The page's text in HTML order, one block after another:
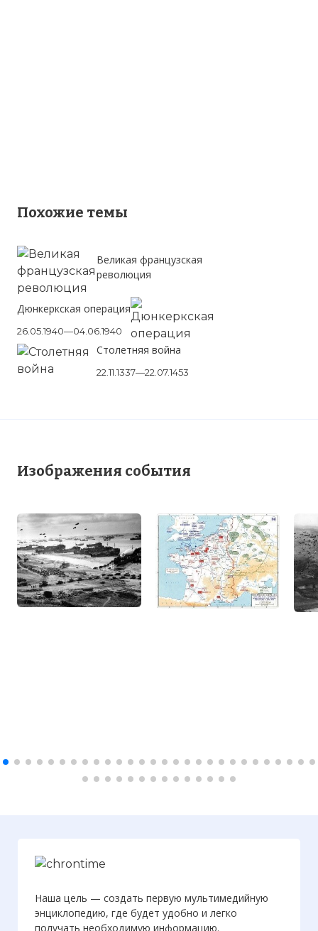
Похожие темы
Великая французская
революция
Дюнкеркская операция
26.05.1940—04.06.1940
Столетняя война
22.11.1337—22.07.1453
Изображения события
Наша цель — создать первую мультимедийную
энциклопедию, где будет удобно и легко
получать необходимую информацию.